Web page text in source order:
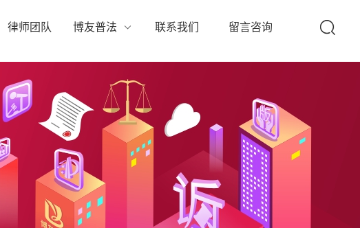
律师团队 博友普法 联系我们 留言咨询